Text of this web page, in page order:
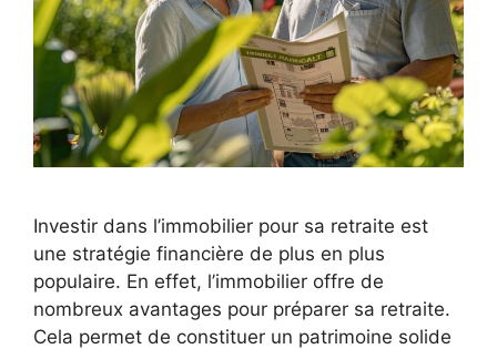
Investir dans l’immobilier pour sa retraite est
une stratégie financière de plus en plus
populaire. En effet, l’immobilier offre de
nombreux avantages pour préparer sa retraite.
Cela permet de constituer un patrimoine solide